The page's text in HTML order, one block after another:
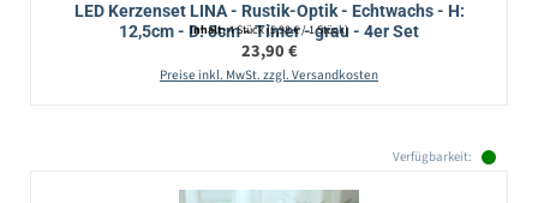
LED Kerzenset LINA - Rustik-Optik - Echtwachs - H:
12,5cm - D: 5cm - Timer - grau - 4er Set
Inhalt:4 Stück(5,98 € / 1 Stück)
Regulärer Preis:
23,90 €
Preise inkl. MwSt. zzgl. Versandkosten
Verfügbarkeit: